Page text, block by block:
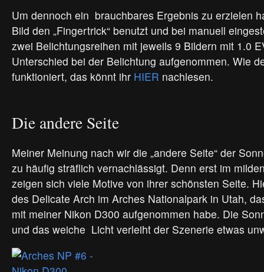
Um dennoch ein brauchbares Ergebnis zu erzielen
Bild den „Fingertrick“ benutzt und bei manuell
zwei Belichtungsreihen mit jeweils 9 Bildern mit 1.0
Unterschied bei der Belichtung aufgenommen. Wie
funktioniert, das könnt ihr HIER nachlesen.
Die andere Seite
Meiner Meinung nach wir die „andere Seite“ der
zu häufig sträflich vernachlässigt. Denn erst im
zeigen sich viele Motive von ihrer schönsten Seite.
des Delicate Arch im Arches Nationalpark in Utah,
mit meiner Nikon D300 aufgenommen habe. Die
und das weiche Licht verleiht der Szenerie etwas